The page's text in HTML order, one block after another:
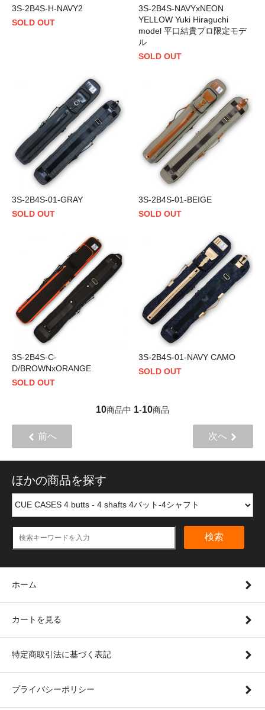
3S-2B4S-H-NAVY2
SOLD OUT
3S-2B4S-NAVYxNEON
YELLOW Yuki Hiraguchi
model 平口結貴プロ限定モデ
ル
SOLD OUT
3S-2B4S-01-GRAY
SOLD OUT
3S-2B4S-01-BEIGE
SOLD OUT
3S-2B4S-C-
D/BROWNxORANGE
SOLD OUT
3S-2B4S-01-NAVY CAMO
SOLD OUT
10商品中 1-10商品
前へ 次へ
ほかの商品を探す
検索
ホーム
カートを見る
特定商取引法に基づく表記
プライバシーポリシー